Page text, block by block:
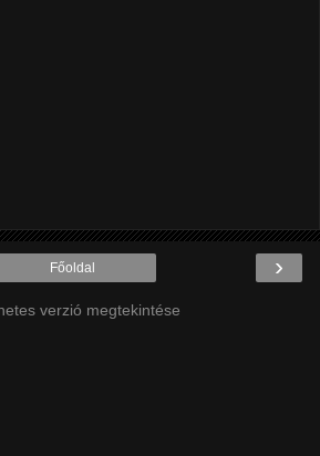
›
Főoldal
verzió megtekintése